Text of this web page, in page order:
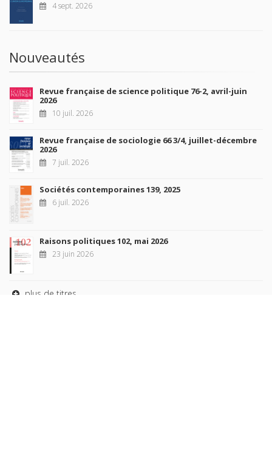
4 sept. 2026
Nouveautés
Revue française de science politique 76-2, avril-juin
2026
10 juil. 2026
Revue française de sociologie 66 3/4, juillet-décembre
2026
7 juil. 2026
Sociétés contemporaines 139, 2025
6 juil. 2026
Raisons politiques 102, mai 2026
23 juin 2026
plus de titres